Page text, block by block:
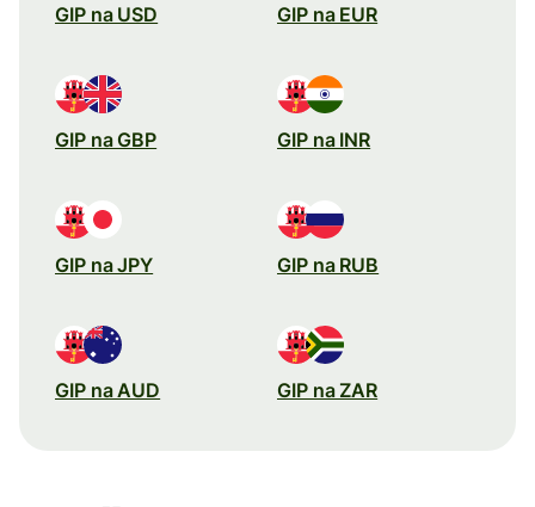
GIP na USD GIP na EUR
GIP na GBP GIP na INR
GIP na JPY GIP na RUB
GIP na AUD GIP na ZAR